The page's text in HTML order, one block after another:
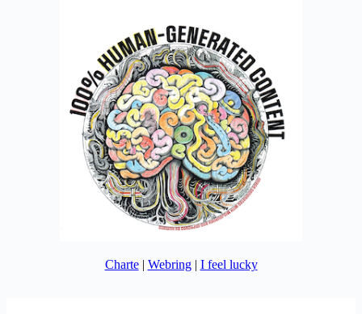
Charte| Webring| I feel lucky